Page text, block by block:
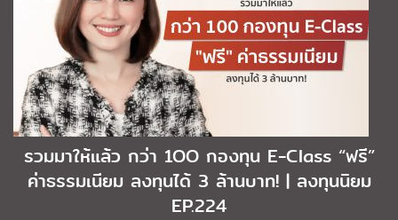
รวมมาให้แล้ว กว่า 1OO กองทุน E-Class “ฟรี”
ค่าธรรมเนียม ลงทุนได้ 3 ล้านบาท! | ลงทุนนิยม
EP.224